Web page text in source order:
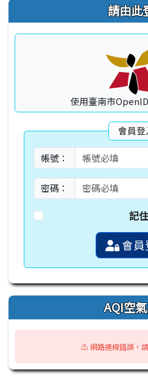
請由此
使用臺南市
會員登
帳號：
密碼：
記
會員
AQI空
⚠️ 網路連線錯誤，